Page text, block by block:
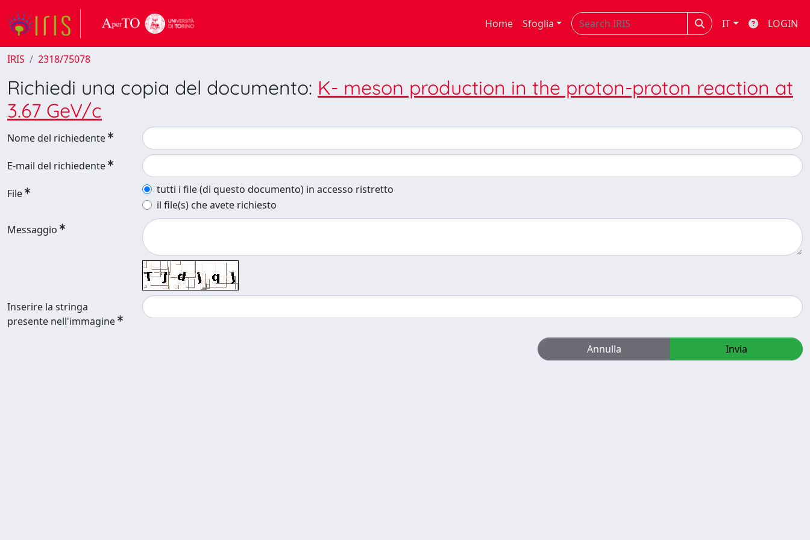
Home Sfoglia IT LOGIN
IRIS 2318/75078
Richiedi una copia del documento: K- meson production in the proton-proton reaction at
3.67 GeV/c
Nome del richiedente
E-mail del richiedente
File
tutti i file (di questo documento) in accesso ristretto
il file(s) che avete richiesto
Messaggio
Inserire la stringa
presente nell'immagine
Annulla Invia